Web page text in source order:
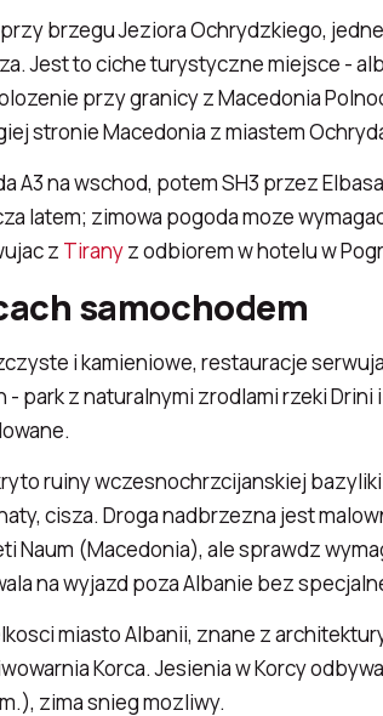
brzegu Jeziora Ochrydzkiego,
Jest to ciche turystyczne miejsce -
przy granicy z Macedonia
stronie Macedonia z miastem
na wschod, potem SH3 przez
latem; zimowa pogoda moze
z Tiranyz odbiorem w hotelu w
samochodem
i kamieniowe, restauracje
park z naturalnymi zrodlami rzeki
ruiny wczesnochrzcijanskiej
cisza. Droga nadbrzezna jest
(Macedonia), ale sprawdz
na wyjazd poza Albanie bez
miasto Albanii, znane z
Korca. Jesienia w Korcy
zima snieg mozliwy.